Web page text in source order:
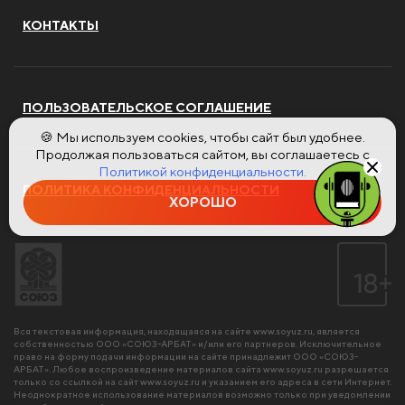
КОНТАКТЫ
ПОЛЬЗОВАТЕЛЬСКОЕ СОГЛАШЕНИЕ
ПОЛИТИКА КОНФИДЕНЦИАЛЬНОСТИ
Вся текстовая информация, находящаяся на сайте www.soyuz.ru , является
собственностью ООО «СОЮЗ-АРБАТ» и/или его партнеров. Исключительное
право на форму подачи информации на сайте принадлежит ООО «СОЮЗ-
АРБАТ». Любое воспроизведение материалов сайта www.soyuz.ru разрешается
только со ссылкой на сайтwww.soyuz.ru и указанием его адреса в сети Интернет.
Неоднократное использование материалов возможно только при уведомлении
🍪 Мы используем cookies, чтобы сайт был удобнее.
Продолжая пользоваться сайтом, вы соглашаетесь с
Политикой конфиденциальности.
ХОРОШО